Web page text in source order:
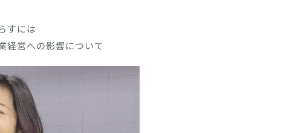
すには
経営への影響について